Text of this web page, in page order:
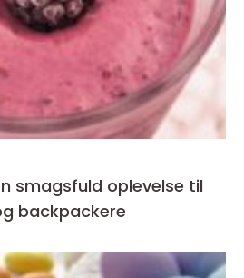
smagsfuld oplevelse til
backpackere